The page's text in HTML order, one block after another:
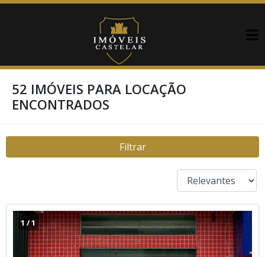
52 IMÓVEIS PARA LOCAÇÃO
ENCONTRADOS
Filtrar
1 /1